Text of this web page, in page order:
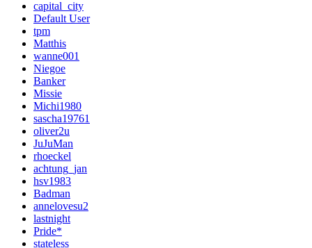
capital_city
Default User
tpm
Matthis
wanne001
Niegoe
Banker
Missie
Michi1980
sascha19761
oliver2u
JuJuMan
rhoeckel
achtung_jan
hsv1983
Badman
annelovesu2
lastnight
Pride*
stateless